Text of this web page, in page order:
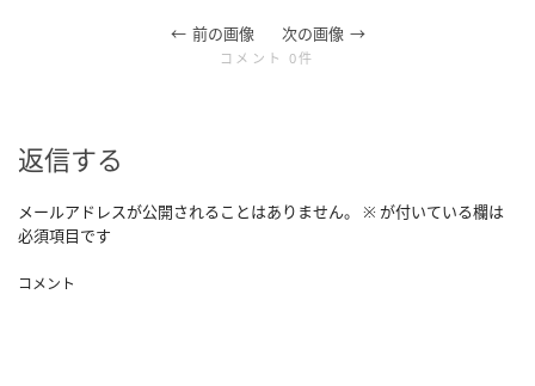
前の画像 次の画像
コメント 0件
返信する
メールアドレスが公開されることはありません。 ※ が付いている欄は
必須項目です
コメント